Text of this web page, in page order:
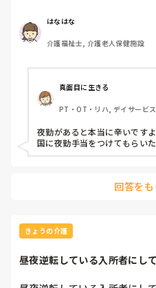
はなはな
介護福祉士, 介護老人保健施設
真面目に生きる
PT・OT・リハ, デイサービス
夜勤があると本当に辛いですよ
国に夜勤手当をつけてもらいた
回答を
きょうの介護
昼夜逆転している入所者にし